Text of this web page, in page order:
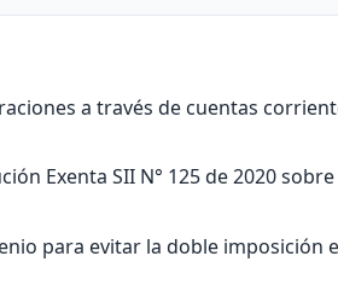
a través de cuentas
Exenta SII N° 125 de 2020
para evitar la doble imposición